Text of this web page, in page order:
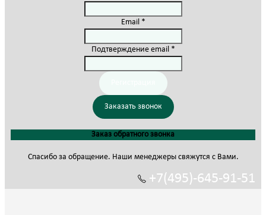
Email *
Подтверждение email *
Заказать звонок
Заказ обратного звонка
Спасибо за обращение. Наши менеджеры свяжутся с Вами.
+7(495)-645-91-51